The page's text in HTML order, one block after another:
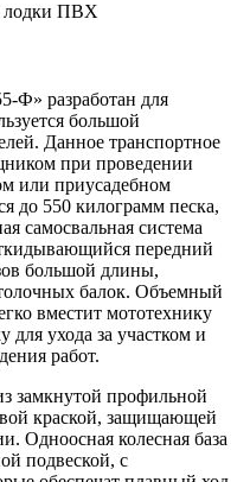
лодки ПВХ
Ф» разработан для
большой
Данное транспортное
при проведении
или приусадебном
до 550 килограмм песка,
самосвальная система
передний
большой длины,
балок. Объемный
вместит мототехнику
для ухода за участком и
работ.
замкнутой профильной
краской, защищающей
Одноосная колесная база
подвеской, с